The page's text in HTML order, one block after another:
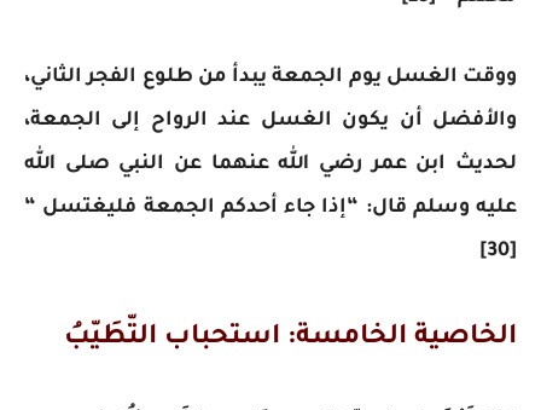
ووقت الغسل يوم الجمعة يبدأ من طلوع الفجر الثاني،
والأفضل أن يكون الغسل عند الرواح إلى الجمعة،
لحديث ابن عمر رضي الله عنهما عن النبي صلى الله
عليه وسلم قال: “إذا جاء أحدكم الجمعة فليغتسل “
[30]
الخاصية الخامسة: استحباب التّطَيّبُ